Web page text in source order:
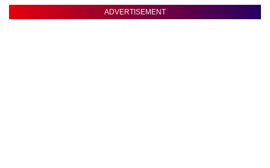
ADVERTISEMENT